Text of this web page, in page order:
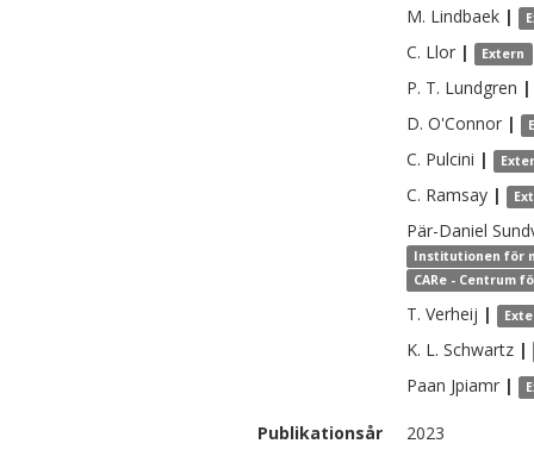
M. Lindbaek |
C. Llor | Extern
P. T. Lundgren |
D. O'Connor |
C. Pulcini |
C. Ramsay |
Pär-Daniel
Institutionen för
CARe - Centrum
T. Verheij |
K. L. Schwartz |
Paan Jpiamr |
Publikationsår
2023